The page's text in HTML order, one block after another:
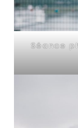
Séance